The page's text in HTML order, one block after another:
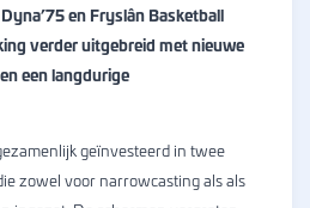
en Fryslân Basketball
verder uitgebreid met nieuwe
een langdurige
geïnvesteerd in twee
zowel voor narrowcasting als als